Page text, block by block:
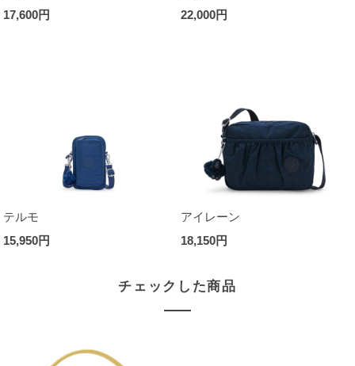
17,600円
22,000円
テルモ
15,950円
アイレーン
18,150円
チェックした商品